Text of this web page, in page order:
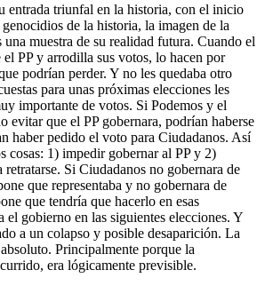
entrada triunfal en la historia, con el inicio
de la historia, la imagen de la
una muestra de su realidad futura. Cuando el
PP y arrodilla sus votos, lo hacen por
podrían perder. Y no les quedaba otro
para unas próximas elecciones les
importante de votos. Si Podemos y el
evitar que el PP gobernara, podrían haberse
haber pedido el voto para Ciudadanos. Así
cosas: 1) impedir gobernar al PP y 2)
Si Ciudadanos no gobernara de
que representaba y no gobernara de
que tendría que hacerlo en esas
el gobierno en las siguientes elecciones. Y
a un colapso y posible desaparición. La
Principalmente porque la
era lógicamente previsible.